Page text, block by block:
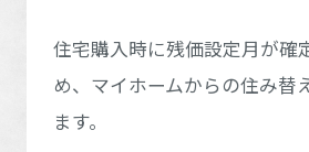
住宅購入時に残価設定月が確
め、マイホームからの住み替
ます。